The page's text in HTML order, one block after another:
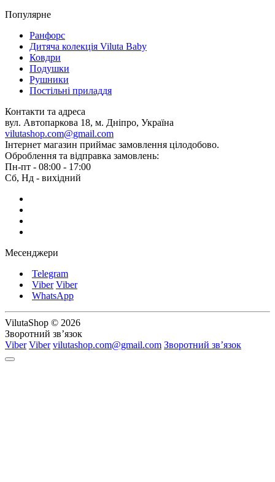
Популярне
Ранфорс
Дитяча колекція Viluta Baby
Ковдри
Подушки
Рушники
Постільні приладдя
Контакти та адреса
вул. Автопаркова 18, м. Дніпро, Україна
vilutashop.com@gmail.com
Інтернет магазин приймає замовлення цілодобово.
Оброблення та відправка замовлень:
Пн-пт - 08:00 - 17:00
Сб, Нд - вихідний
Месенджери
Telegram
Viber Viber
WhatsApp
VilutaShop © 2026
Зворотний зв’язок
Viber Viber vilutashop.com@gmail.com Зворотний зв’язок